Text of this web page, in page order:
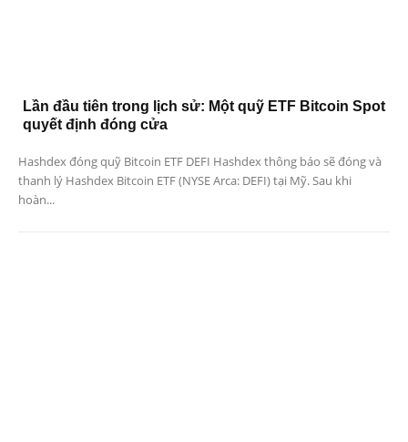
Lần đầu tiên trong lịch sử: Một quỹ ETF Bitcoin Spot
quyết định đóng cửa
Hashdex đóng quỹ Bitcoin ETF DEFI Hashdex thông báo sẽ đóng và
thanh lý Hashdex Bitcoin ETF (NYSE Arca: DEFI) tại Mỹ. Sau khi
hoàn...